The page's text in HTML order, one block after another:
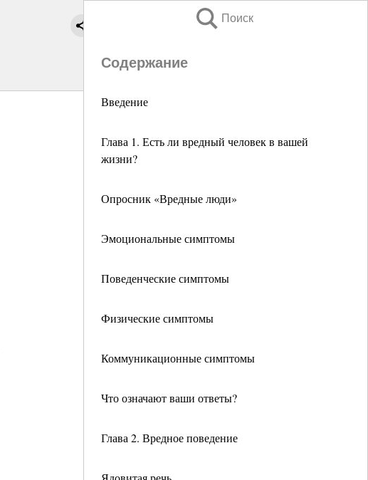
Поиск
Содержание
Введение
Глава 1. Есть ли вредный человек в вашей
жизни?
Опросник «Вредные люди»
Эмоциональные симптомы
Поведенческие симптомы
Физические симптомы
Коммуникационные симптомы
Что означают ваши ответы?
Глава 2. Вредное поведение